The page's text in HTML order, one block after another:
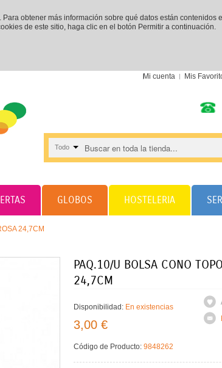
obtener más información sobre qué datos están contenidos
de este sitio, haga clic en el botón Permitir a continuación.
Mi cuenta Mis
Todo
GLOBOS HOSTELERIA
24,7CM
PAQ.10/U BOLSA CONO
24,7CM
Disponibilidad: En existencias
3,00 €
Código de Producto:9848262